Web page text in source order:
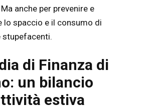
anche per prevenire e
lo spaccio e il consumo di
di Finanza di
un bilancio
estiva